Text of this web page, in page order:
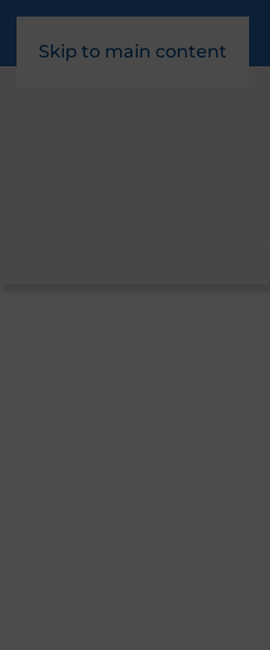
Skip to main content